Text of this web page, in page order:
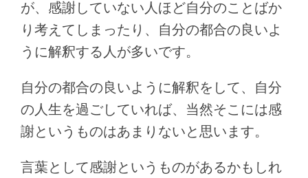
が、感謝していない人ほど自分のことばか
り考えてしまったり、自分の都合の良いよ
うに解釈する人が多いです。
自分の都合の良いように解釈をして、自分
の人生を過ごしていれば、当然そこには感
謝というものはあまりないと思います。
言葉として感謝というものがあるかもしれ